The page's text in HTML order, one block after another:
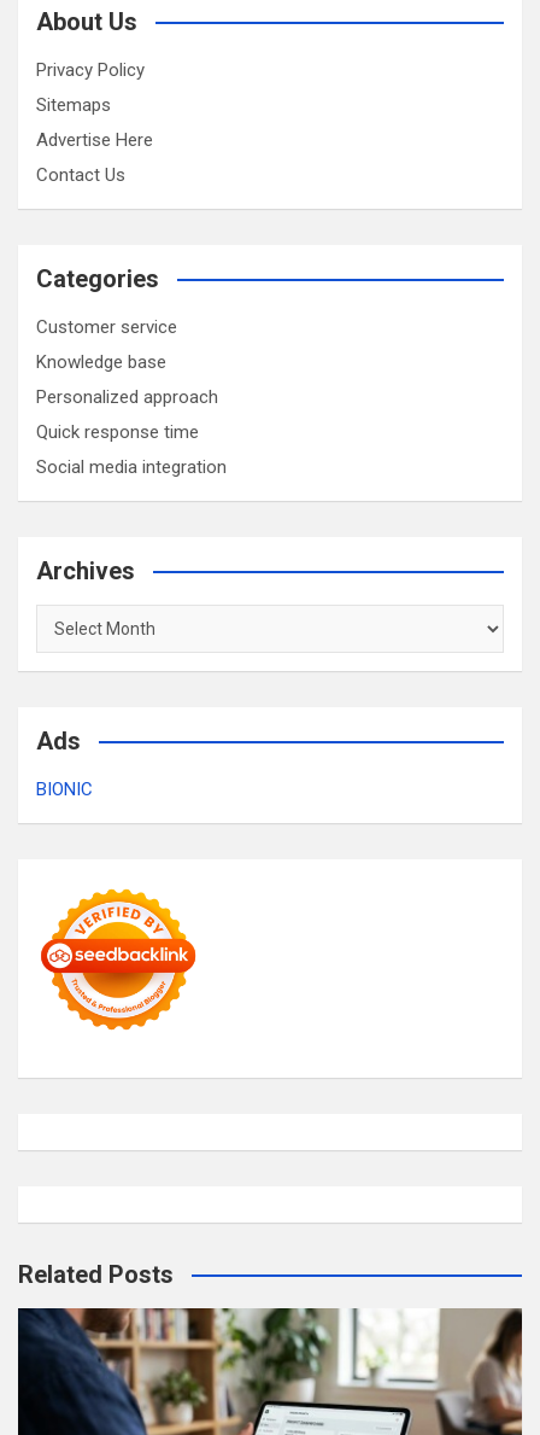
About Us
Privacy Policy
Sitemaps
Advertise Here
Contact Us
Categories
Customer service
Knowledge base
Personalized approach
Quick response time
Social media integration
Archives
Archives
Ads
BIONIC
Related Posts